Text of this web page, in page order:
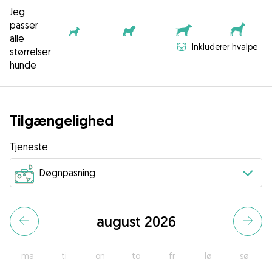
Jeg
passer
alle
størrelser
hunde
Inkluderer hvalpe
Tilgængelighed
Tjeneste
august 2026
ma ti on to fr lø sø